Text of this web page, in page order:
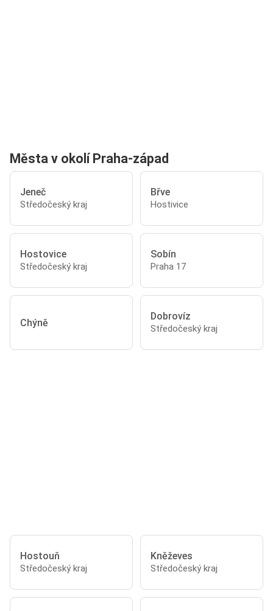
Města v okolí Praha-západ
Jeneč
Středočeský kraj
Břve
Hostivice
Hostovice
Středočeský kraj
Sobín
Praha 17
Chýně
Dobrovíz
Středočeský kraj
Hostouň
Středočeský kraj
Kněževes
Středočeský kraj